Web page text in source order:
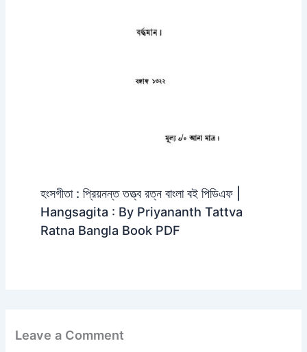
হংসগীতা : প্রিয়নন্ত তত্ত্ব রত্ন বাংলা বই পিডিএফ |
Hangsagita : By Priyananth Tattva
Ratna Bangla Book PDF
Leave a Comment